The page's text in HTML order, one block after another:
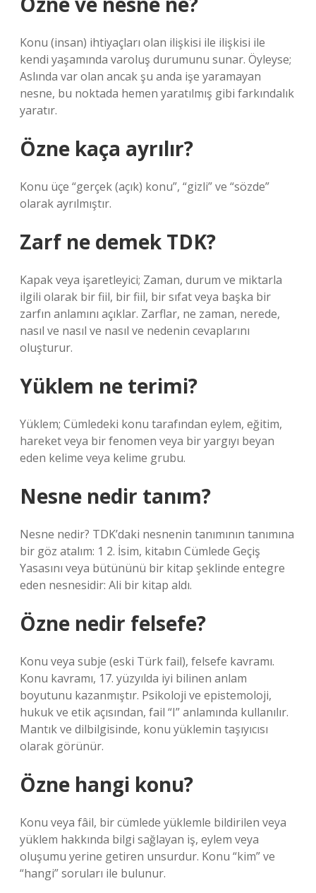
Konu (insan) ihtiyaçları olan ilişkisi ile ilişkisi ile
kendi yaşamında varoluş durumunu sunar. Öyleyse;
Aslında var olan ancak şu anda işe yaramayan
nesne, bu noktada hemen yaratılmış gibi farkındalık
yaratır.
Özne kaça ayrılır?
Konu üçe “gerçek (açık) konu”, “gizli” ve “sözde”
olarak ayrılmıştır.
Zarf ne demek TDK?
Kapak veya işaretleyici; Zaman, durum ve miktarla
ilgili olarak bir fiil, bir fiil, bir sıfat veya başka bir
zarfın anlamını açıklar. Zarflar, ne zaman, nerede,
nasıl ve nasıl ve nasıl ve nedenin cevaplarını
oluşturur.
Yüklem ne terimi?
Yüklem; Cümledeki konu tarafından eylem, eğitim,
hareket veya bir fenomen veya bir yargıyı beyan
eden kelime veya kelime grubu.
Nesne nedir tanım?
Nesne nedir? TDK’daki nesnenin tanımının tanımına
bir göz atalım: 1 2. İsim, kitabın Cümlede Geçiş
Yasasını veya bütününü bir kitap şeklinde entegre
eden nesnesidir: Ali bir kitap aldı.
Özne nedir felsefe?
Konu veya subje (eski Türk fail), felsefe kavramı.
Konu kavramı, 17. yüzyılda iyi bilinen anlam
boyutunu kazanmıştır. Psikoloji ve epistemoloji,
hukuk ve etik açısından, fail “I” anlamında kullanılır.
Mantık ve dilbilgisinde, konu yüklemin taşıyıcısı
olarak görünür.
Özne hangi konu?
Konu veya fâil, bir cümlede yüklemle bildirilen veya
yüklem hakkında bilgi sağlayan iş, eylem veya
oluşumu yerine getiren unsurdur. Konu “kim” ve
“hangi” soruları ile bulunur.